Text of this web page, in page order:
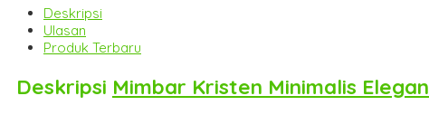
Deskripsi
Ulasan
Produk Terbaru
Deskripsi Mimbar Kristen Minimalis Elegan